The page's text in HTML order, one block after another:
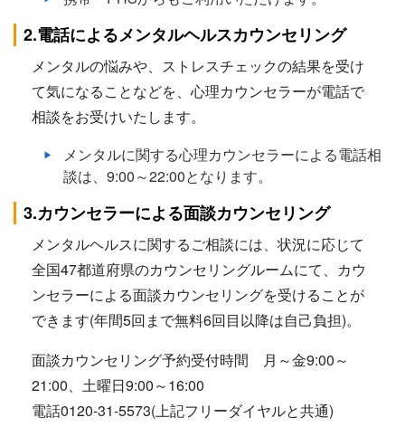
2.電話によるメンタルヘルスカウンセリング
メンタルの悩みや、ストレスチェックの結果を受け
て気になることなどを、心理カウンセラーが電話で
相談をお受けいたします。
メンタルに関する心理カウンセラーによる電話相
談は、9:00～22:00となります。
3.カウンセラーによる面談カウンセリング
メンタルヘルスに関するご相談には、状況に応じて
全国47都道府県のカウンセリングルームにて、カウ
ンセラーによる面談カウンセリングを受けることが
できます(年間5回まで無料6回目以降は自己負担)。
面談カウンセリング予約受付時間 月～金9:00～
21:00、土曜日9:00～16:00
電話0120-31-5573(上記フリーダイヤルと共通)